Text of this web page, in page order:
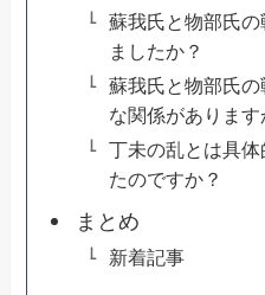
蘇我氏と物部氏
ましたか？
蘇我氏と物部氏
な関係があります
丁未の乱とは具
たのですか？
まとめ
新着記事